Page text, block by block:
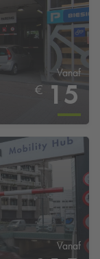
Vanaf
€ 15
Vanaf